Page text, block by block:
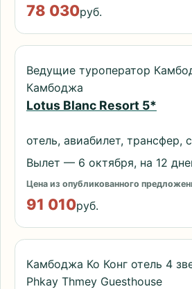
78 030руб.
Ведущие туроператор
Камбоджа
Lotus Blanc Resort 5*
отель, авиабилет, трансфер,
Вылет — 6 октября, на 12
Цена из опубликованного
91 010руб.
Камбоджа Ко Конг отель 4
Phkay Thmey Guesthouse